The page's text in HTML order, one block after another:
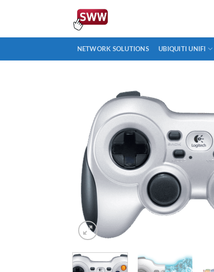
NETWORK SOLUTIONS UBIQUITI UNIFI